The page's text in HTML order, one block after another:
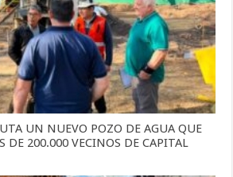
UN NUEVO POZO DE AGUA QUE
DE 200.000 VECINOS DE CAPITAL